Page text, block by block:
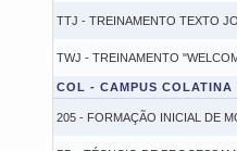
TTJ - TREINAMENTO TEXTO
TWJ - TREINAMENTO
COL - CAMPUS COLATINA
205 - FORMAÇÃO INICIAL DE